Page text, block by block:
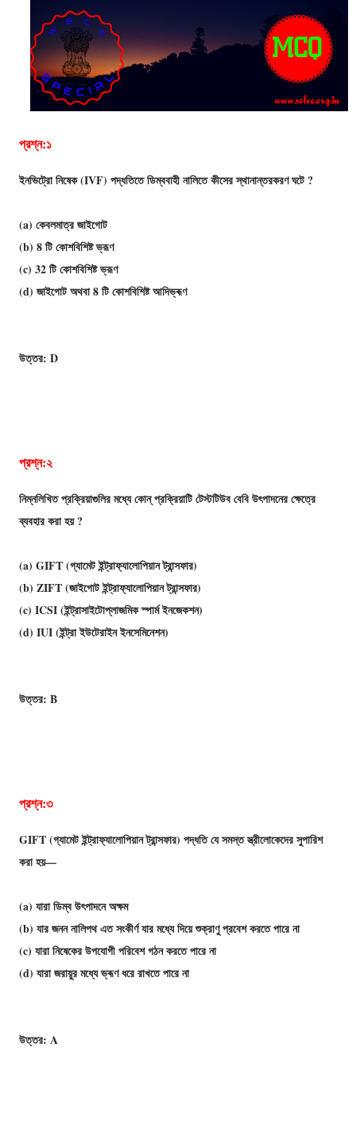
প্রশ্ন:১
ইনভিট্রো নিষেক (IVF) পদ্ধতিতে ডিম্ববাহী নালিতে কীসের স্থানান্তরকরণ ঘটে ?
(a) কেবলমাত্র জাইগােট
(b) 8 টি কোশবিশিষ্ট ভ্রূণ
(c) 32 টি কোশবিশিষ্ট ভ্রূণ
(d) জাইগােট অথবা 8 টি কোশবিশিষ্ট আদিভ্ৰূণ
উত্তর: D
প্রশ্ন:২
নিম্নলিখিত প্রক্রিয়াগুলির মধ্যে কোন্ প্রক্রিয়াটি টেস্টটিউব বেবি উৎপাদনের ক্ষেত্রে
ব্যবহার করা হয় ?
(a) GIFT (গ্যামেট ইন্ট্রাফ্যালােপিয়ান ট্রান্সফার)
(b) ZIFT (জাইগােট ইন্ট্রাফ্যালােপিয়ান ট্রান্সফার)
(c) ICSI (ইন্ট্রাসাইটোপ্লাজমিক স্পার্ম ইনজেকশন)
(d) IUI (ইন্ট্রা ইউটেরাইন ইনসেমিনেশন)
উত্তর: B
প্রশ্ন:৩
GIFT (গ্যামেট ইন্ট্রাফ্যালােপিয়ান ট্রান্সফার) পদ্ধতি যে সমস্ত স্ত্রীলােকেদের সুপারিশ
করা হয়—
(a) যারা ডিম্ব উৎপাদনে অক্ষম
(b) যার জনন নালিপথ এত সংকীর্ণ যার মধ্যে দিয়ে শুক্রাণু প্রবেশ করতে পারে না
(c) যারা নিষেকের উপযােগী পরিবেশ গঠন করতে পারে না
(d) যারা জরায়ুর মধ্যে ভ্ৰূণ ধরে রাখতে পারে না
উত্তর: A